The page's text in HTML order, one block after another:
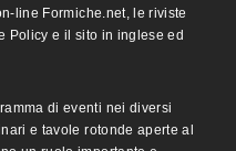
line Formiche.net, le riviste
Policy e il sito in inglese ed
di eventi nei diversi
e tavole rotonde aperte al